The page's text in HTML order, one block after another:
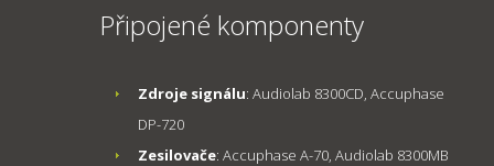
Připojené komponenty
Zdroje signálu: Audiolab 8300CD, Accuphase
DP-720
Zesilovače: Accuphase A-70, Audiolab 8300MB